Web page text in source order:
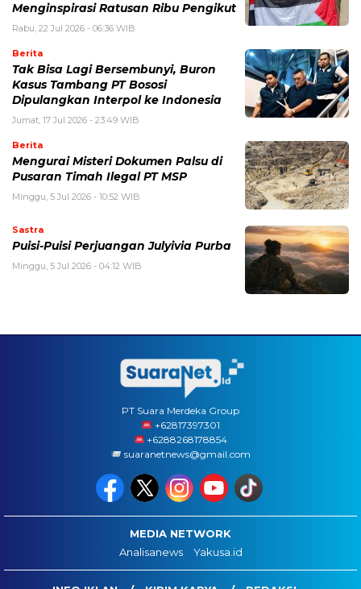
Menginspirasi Ratusan Ribu Pengikut
Rabu, 22 Jul 2026 - 06:36 WIB
Berita
Tak Bisa Lagi Bersembunyi, Buron
Kasus Tambang PT Bososi
Dipulangkan Interpol ke Indonesia
Jumat, 17 Jul 2026 - 23:49 WIB
Berita
Mengurai Misteri Dokumen Palsu di
Pusaran Timah Ilegal PT MSP
Minggu, 5 Jul 2026 - 10:52 WIB
Sastra
Puisi-Puisi Perjuangan Julyivia Purba
Minggu, 5 Jul 2026 - 04:12 WIB
PT Suara Merdeka Group
‪+62817397301
+6288268178854
suaranetnews@gmail.com
MEDIA NETWORK
Analisanews
Yakusa.id